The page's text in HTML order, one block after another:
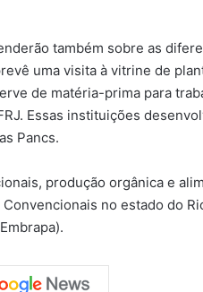
também sobre as
uma visita à vitrine de
de matéria-prima para
Essas instituições
Pancs.
produção orgânica e
no estado do